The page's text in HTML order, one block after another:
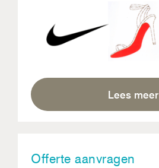
Lees meer
Offerte aanvragen